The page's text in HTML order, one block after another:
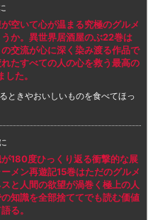
空いて心が温まる究極のグルメ
か。異世界居酒屋のぶ22巻は
交流が心に深く染み渡る作品で
たすべての人の心を救う最高の
た。
ときやおいしいものを食べてほっ
180度ひっくり返る衝撃的な展
メン再遊記15巻はただのグルメ
と人間の欲望が渦巻く極上の人
知識を全部捨ててでも読む価値
る。